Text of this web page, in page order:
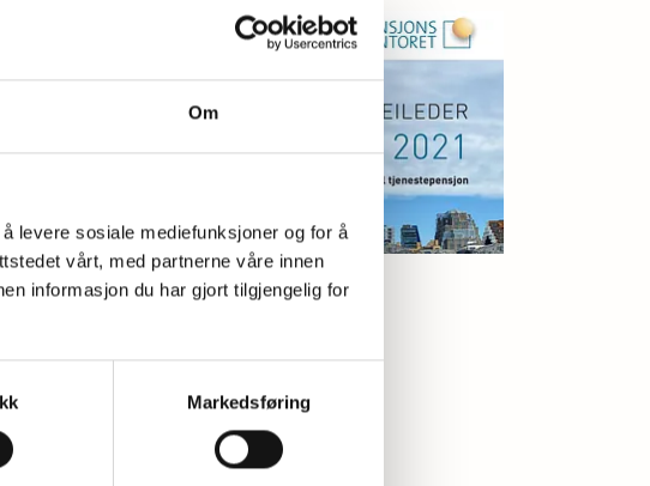
Om
levere sosiale mediefunksjoner og for å
vårt, med partnerne våre innen
informasjon du har gjort tilgjengelig for
Markedsføring
21/06/2021